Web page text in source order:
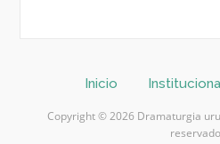
Inicio
Copyright © 2026 Dramaturgia